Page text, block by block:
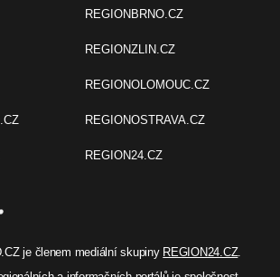
REGIONBRNO.CZ
REGIONZLIN.CZ
REGIONOLOMOUC.CZ
REGIONOSTRAVA.CZ
REGION24.CZ
je členem mediální skupiny REGION24.CZ.